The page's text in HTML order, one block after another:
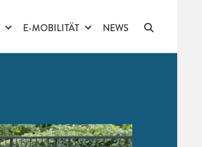
E-MOBILITÄT NEWS